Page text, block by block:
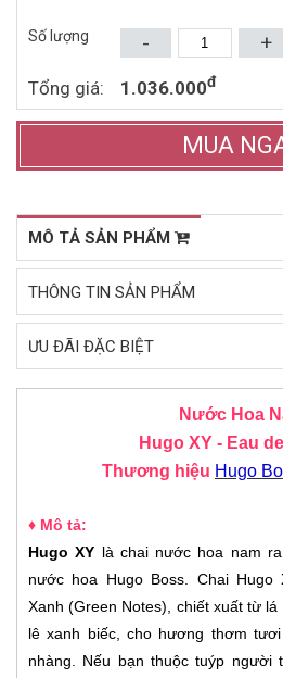
Số lượng +
-
Tổng giá: 1.036.000đ
MUA
MÔ TẢ SẢN PHẨM
THÔNG TIN SẢN PHẨM
ƯU ĐÃI ĐẶC BIỆT
Nước Hoa
Hugo XY - Eau
Thương hiệu Hugo
♦ Mô tả:
Hugo XY là chai nước hoa nam
nước hoa Hugo Boss. Chai
Xanh (Green Notes), chiết xuất từ
lê xanh biếc, cho hương thơm
nhàng. Nếu bạn thuộc tuýp người